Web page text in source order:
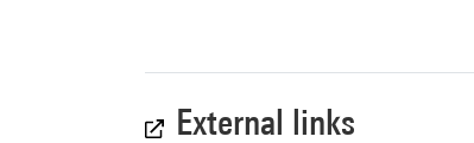
External links